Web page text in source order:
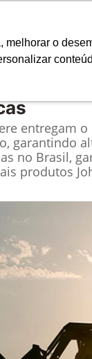
o
Seminovos
entregam
garantindo
no Brasil,
produtos